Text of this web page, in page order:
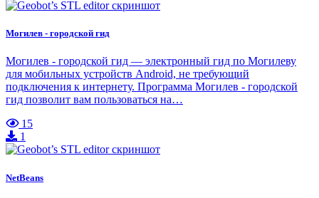
Могилев - городской гид
Могилев - городской гид — электронный гид по Могилеву
для мобильных устройств Android, не требующий
подключения к интернету. Программа Могилев - городской
гид позволит вам пользоваться на…
15
1
NetBeans